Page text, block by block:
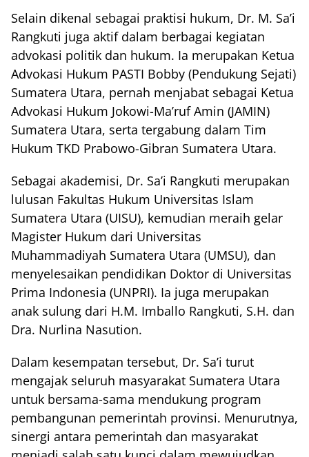
Selain dikenal sebagai praktisi hukum, Dr. M. Sa’i
Rangkuti juga aktif dalam berbagai kegiatan
advokasi politik dan hukum. Ia merupakan Ketua
Advokasi Hukum PASTI Bobby (Pendukung Sejati)
Sumatera Utara, pernah menjabat sebagai Ketua
Advokasi Hukum Jokowi-Ma’ruf Amin (JAMIN)
Sumatera Utara, serta tergabung dalam Tim
Hukum TKD Prabowo-Gibran Sumatera Utara.
Sebagai akademisi, Dr. Sa’i Rangkuti merupakan
lulusan Fakultas Hukum Universitas Islam
Sumatera Utara (UISU), kemudian meraih gelar
Magister Hukum dari Universitas
Muhammadiyah Sumatera Utara (UMSU), dan
menyelesaikan pendidikan Doktor di Universitas
Prima Indonesia (UNPRI). Ia juga merupakan
anak sulung dari H.M. Imballo Rangkuti, S.H. dan
Dra. Nurlina Nasution.
Dalam kesempatan tersebut, Dr. Sa’i turut
mengajak seluruh masyarakat Sumatera Utara
untuk bersama-sama mendukung program
pembangunan pemerintah provinsi. Menurutnya,
sinergi antara pemerintah dan masyarakat